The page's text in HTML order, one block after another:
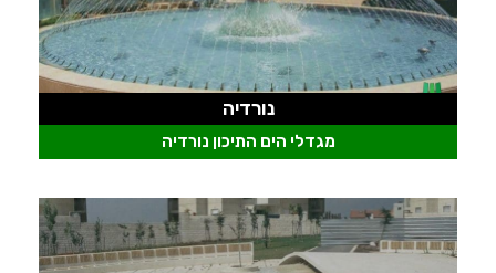
מגדלי הים התיכון נורדיה
נורדיה